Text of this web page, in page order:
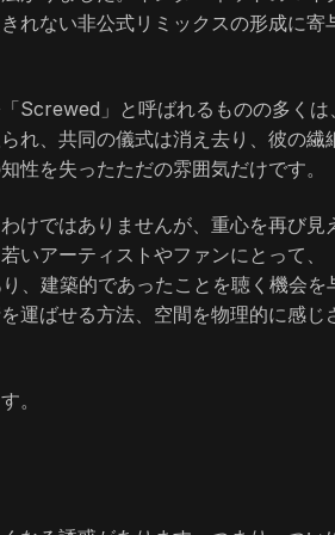
れない非公式リミックスの形成に寄
Screwed」と呼ばれるものの多くは、
れ、共同の儀式は消え去り、彼の繊
性を失ったただの雰囲気だけです。
けではありませんが、重心を再び見
いアーティストやファンにとって、
、建築的であったことを聴く機会を
運ばせる方法、空間を物理的に感じ
。